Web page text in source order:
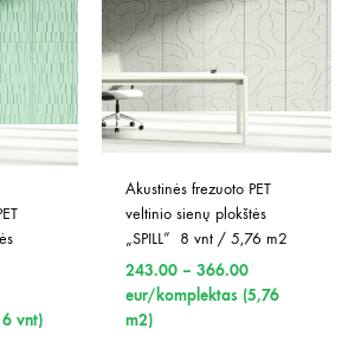
vnt)
Akustinės frezuoto PET
veltinio sienų plokštės
„SPILL”  8 vnt / 5,76 m2
243.00 – 366.00Price
range:
eur/komplektas (5,76
m2)